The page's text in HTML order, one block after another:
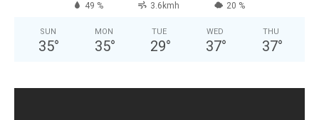
49 % 3.6kmh 20 %
SUN
35°
MON
35°
TUE
29°
WED
37°
THU
37°